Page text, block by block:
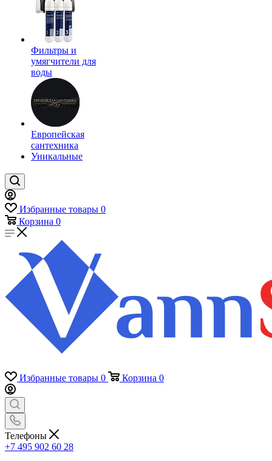
Фильтры и
умягчители для
воды
Европейская
сантехника
Уникальные
Избранные товары 0
Корзина 0
Избранные товары 0 Корзина 0
Телефоны
+7 495 902 60 28